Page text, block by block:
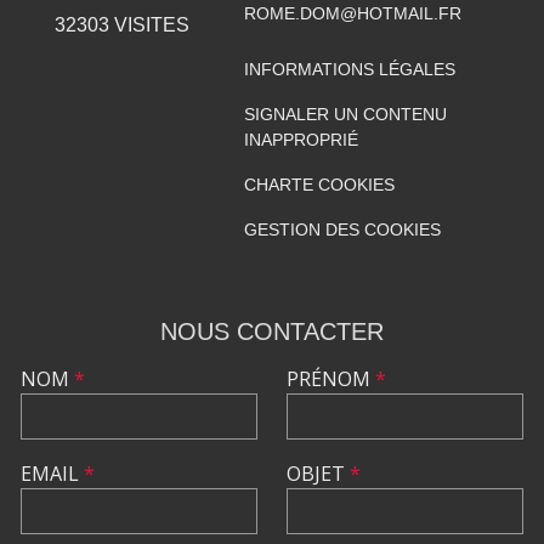
32303VISITES
ROME.DOM@HOTMAIL.FR
INFORMATIONS LÉGALES
SIGNALER UN CONTENU
INAPPROPRIÉ
CHARTE COOKIES
GESTION DES COOKIES
NOUS CONTACTER
NOM *
EMAIL*
PRÉNOM *
OBJET *